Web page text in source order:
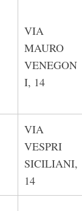
VIA
MAURO
VENEGON
I, 14
VIA
VESPRI
SICILIANI,
14